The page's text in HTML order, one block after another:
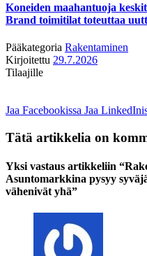
Koneiden maahantuoja
Brand toimitilat toteuttaa
Pääkategoria Rakentaminen
Kirjoitettu 29.7.2026
Tilaajille
Jaa Facebookissa Jaa
Tätä artikkelia on
Yksi vastaus artikkeliin
Asuntomarkkina pysyy
vähenivät yhä”